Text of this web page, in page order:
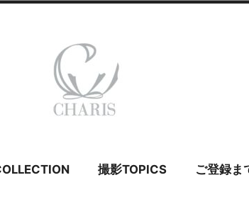
ウェディ
撮影TOPICS ご登録ま